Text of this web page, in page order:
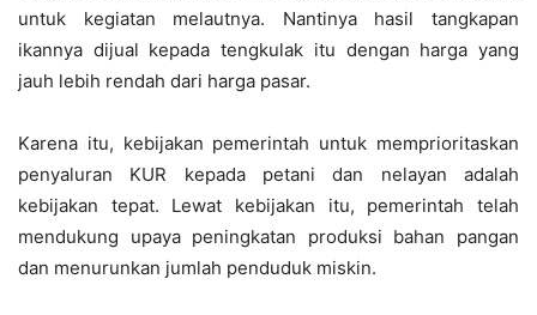
untuk kegiatan melautnya. Nantinya hasil tangkapan
ikannya dijual kepada tengkulak itu dengan harga yang
jauh lebih rendah dari harga pasar.
Karena itu, kebijakan pemerintah untuk memprioritaskan
penyaluran KUR kepada petani dan nelayan adalah
kebijakan tepat. Lewat kebijakan itu, pemerintah telah
mendukung upaya peningkatan produksi bahan pangan
dan menurunkan jumlah penduduk miskin.